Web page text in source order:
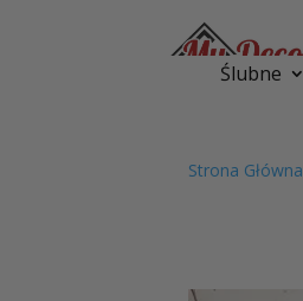
Ślubne
Strona Główna